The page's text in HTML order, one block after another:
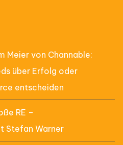
Meier von Channable:
über Erfolg oder
entscheiden
RE –
Stefan Warner